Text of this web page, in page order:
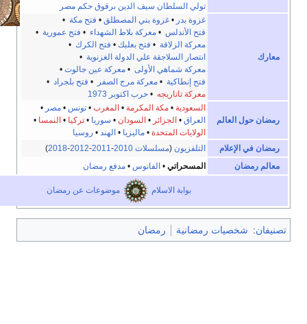
تولي السلطان سيف الدين برقوق حكم مصر
غزوة بني المصطلق•فتح مكة•
معركة بلاط الشهداء•فتح عمورية•
•فتح بعلبك•فتح الكرك•
انتصار السلاجقة علي الدولة الغزنوية •
معركة شماهي الأولى •معركة عين جالوت •
معركة مرج الصفر •فتح بلجراد•
•حرب اكتوبر 1973
العالم
مكة المكرمة • المغرب• تونس•مصر•
العراق•الجزائر•السودان•سوريا•تركيا • النمسا•
الولايات المتحدة•ماليزيا•الهند •روسيا
الإعلام
التلفزيون( مسلسلات 2010 -
2011
-
2012
-
2018
)
المسحراتي الفانوس•مدفع رمضان
موضوعات عن رمضان
شخصيات رمضانية رمضان